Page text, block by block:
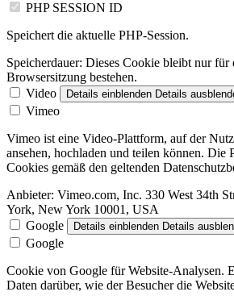
PHP SESSION ID
Speichert die aktuelle PHP-Session.
Speicherdauer: Dieses Cookie bleibt nur für
Browsersitzung bestehen.
Video
Details einblenden Details
Vimeo
Vimeo ist eine Video-Plattform, auf der
ansehen, hochladen und teilen können. Die
Cookies gemäß den geltenden
Anbieter: Vimeo.com, Inc. 330 West 34th
York, New York 10001, USA
Google
Details einblenden Details
Google
Cookie von Google für Website-Analysen.
Daten darüber, wie der Besucher die